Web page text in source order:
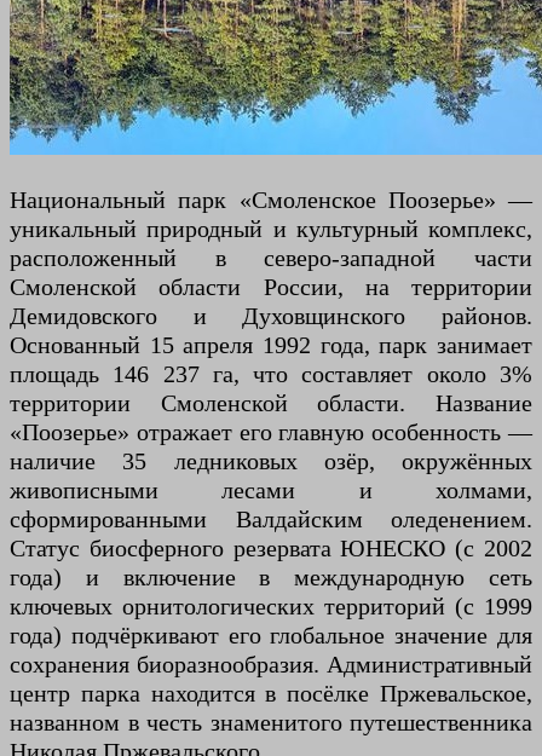
Национальный парк «Смоленское Поозерье» —
уникальный природный и культурный комплекс,
расположенный в северо-западной части
Смоленской области России, на территории
Демидовского и Духовщинского районов.
Основанный 15 апреля 1992 года, парк занимает
площадь 146 237 га, что составляет около 3%
территории Смоленской области. Название
«Поозерье» отражает его главную особенность —
наличие 35 ледниковых озёр, окружённых
живописными лесами и холмами,
сформированными Валдайским оледенением.
Статус биосферного резервата ЮНЕСКО (с 2002
года) и включение в международную сеть
ключевых орнитологических территорий (с 1999
года) подчёркивают его глобальное значение для
сохранения биоразнообразия. Административный
центр парка находится в посёлке Пржевальское,
названном в честь знаменитого путешественника